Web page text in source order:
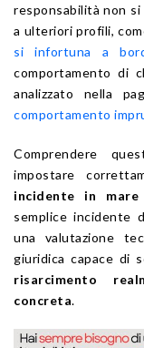
responsabilità non
a ulteriori profili,
si infortuna a
comportamento di
analizzato nella
comportamento
Comprendere
impostare
incidente in mare
semplice incidente
una valutazione
giuridica capace di
risarcimento
concreta.